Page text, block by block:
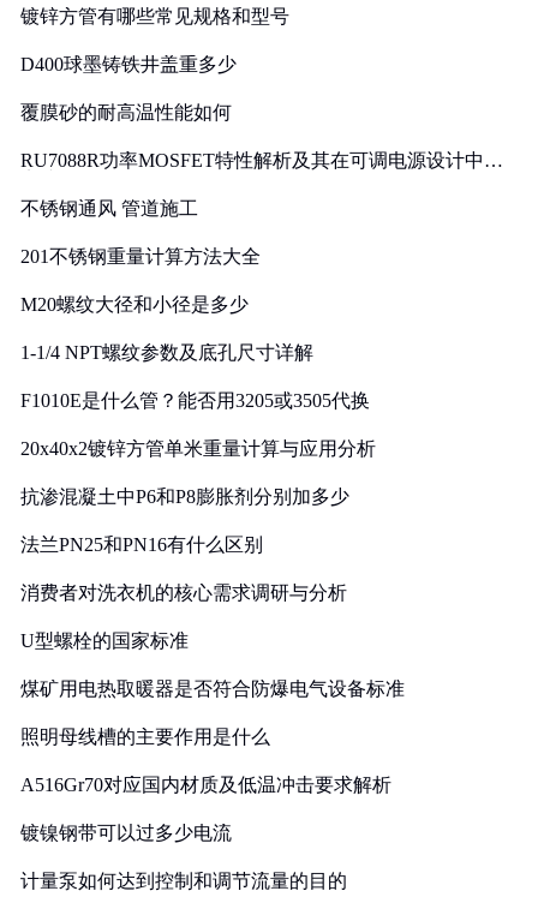
镀锌方管有哪些常见规格和型号
D400球墨铸铁井盖重多少
覆膜砂的耐高温性能如何
RU7088R功率MOSFET特性解析及其在可调电源设计中的
不锈钢通风 管道施工
201不锈钢重量计算方法大全
M20螺纹大径和小径是多少
1-1/4 NPT螺纹参数及底孔尺寸详解
F1010E是什么管？能否用3205或3505代换
20x40x2镀锌方管单米重量计算与应用分析
抗渗混凝土中P6和P8膨胀剂分别加多少
法兰PN25和PN16有什么区别
消费者对洗衣机的核心需求调研与分析
U型螺栓的国家标准
煤矿用电热取暖器是否符合防爆电气设备标准
照明母线槽的主要作用是什么
A516Gr70对应国内材质及低温冲击要求解析
镀镍钢带可以过多少电流
计量泵如何达到控制和调节流量的目的